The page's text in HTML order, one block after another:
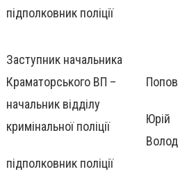
підполковник поліції
Заступник начальника
Краматорського ВП –
начальник відділу
кримінальної поліції
підполковник поліції
Попов
Юрій